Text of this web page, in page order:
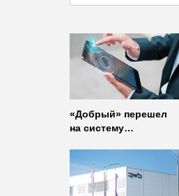
«Добрый» перешел
на систему
«Газинформсервис»